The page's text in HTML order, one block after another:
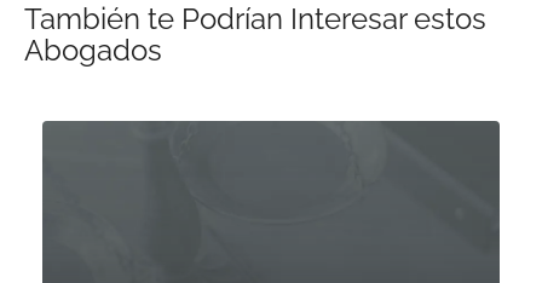
También te Podrían Interesar estos
Abogados